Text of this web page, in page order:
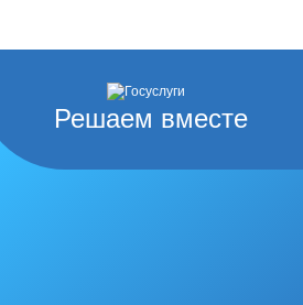
Решаем вместе